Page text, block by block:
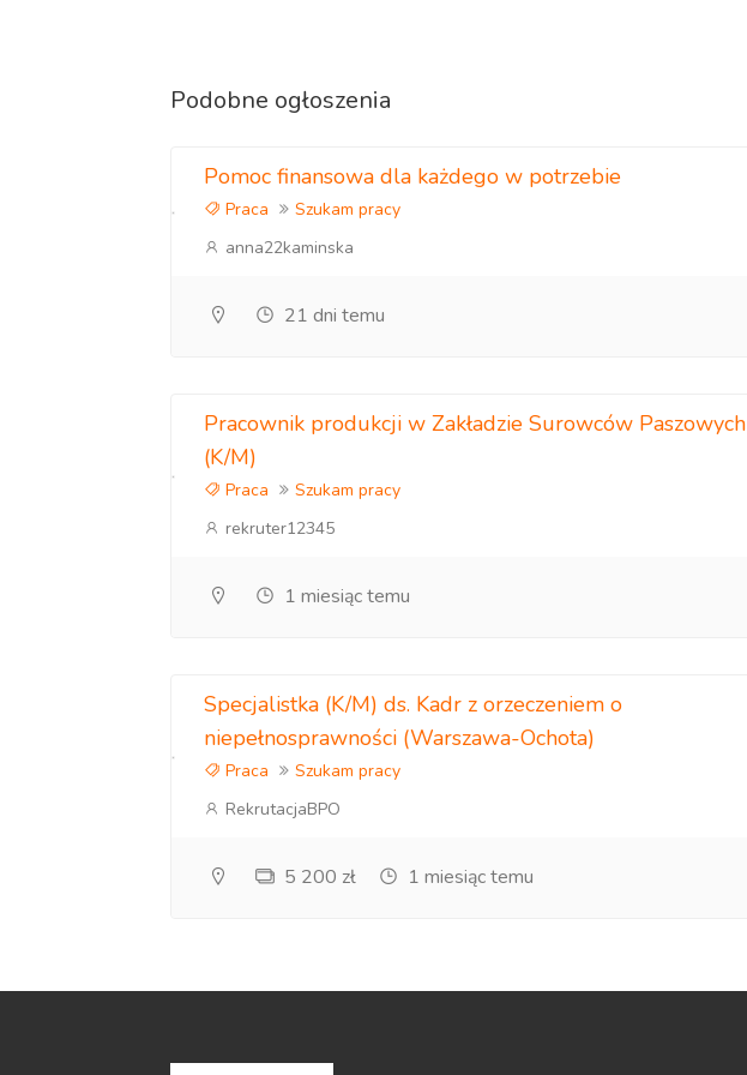
Podobne ogłoszenia
Pomoc finansowa dla każdego w potrzebie
Praca
Szukam pracy
anna22kaminska
21 dni temu
Pracownik produkcji w Zakładzie Surowców Paszowych
(K/M)
Praca
Szukam pracy
rekruter12345
1 miesiąc temu
Specjalistka (K/M) ds. Kadr z orzeczeniem o
niepełnosprawności (Warszawa-Ochota)
Praca
Szukam pracy
RekrutacjaBPO
5 200 zł 1 miesiąc temu